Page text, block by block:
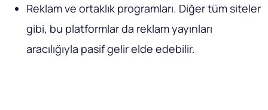
Reklam ve ortaklık programları. Diğer tüm siteler
gibi, bu platformlar da reklam yayınları
aracılığıyla pasif gelir elde edebilir.